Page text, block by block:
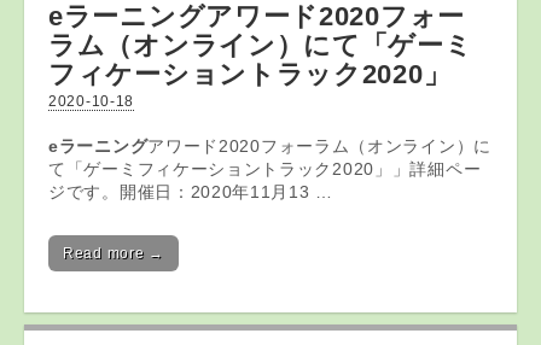
eラーニングアワード2020フォー
ラム（オンライン）にて「ゲーミ
フィケーショントラック2020」
2020-10-18
eラーニングアワード2020フォーラム（オンライン）に
て「ゲーミフィケーショントラック2020」」詳細ペー
ジです。開催日：2020年11月13 …
Read more →